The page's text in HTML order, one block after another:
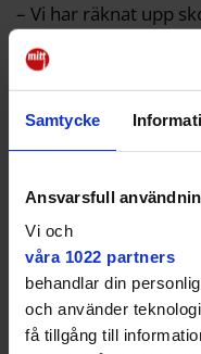
Samtycke
Ansvarsfull
Vi och
våra 1022 partners
behandlar din
och använder
få tillgång till
– Vi har räknat upp
för 2024 och 2025,
miljoner per år. I
inköpen av
att en uppräkning av
för ökade
Moderaterna är